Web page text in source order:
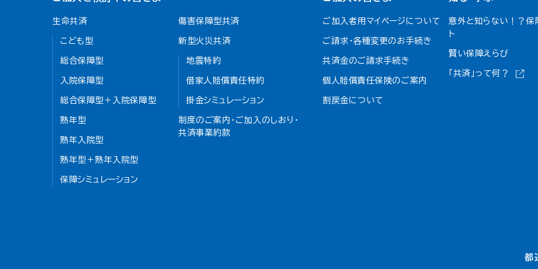
生命共済
こども型
総合保障型
入院保障型
総合保障型＋入院保障型
熟年型
熟年入院型
熟年型＋熟年入院型
保障シミュレーション
傷害保障型共済
新型火災共済
地震特約
借家人賠償責任特約
掛金シミュレーション
制度のご案内・ご加入のしおり・
共済事業約款
ご加入者用マイページについて
ご請求・各種変更のお手続き
共済金のご請求手続き
個人賠償責任保険のご案内
割戻金について​
意外と知らない！？保
ト
賢い保障えらび
「共済」って何？
都